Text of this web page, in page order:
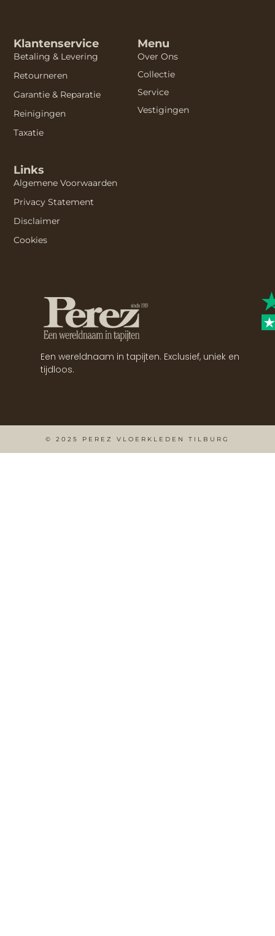
Een wereldnaam in tapijten. Exclusief, uniek en
tijdloos.
Menu
Over Ons
Collectie
Service
Vestigingen
Klantenservice
Betaling & Levering
Retourneren
Garantie & Reparatie
Reinigingen
Taxatie
Links
Algemene Voorwaarden
Privacy Statement
Disclaimer
Cookies
© 2025 PEREZ VLOERKLEDEN TILBURG